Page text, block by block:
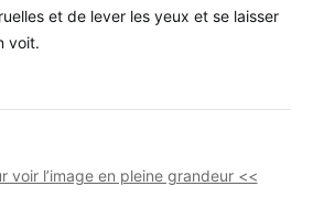
et de lever les yeux et se laisser
voit.
voir l’image en pleine grandeur <<